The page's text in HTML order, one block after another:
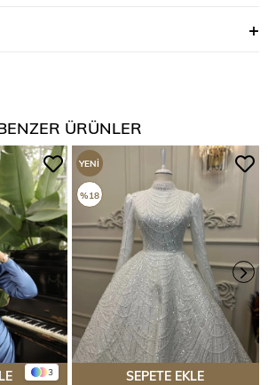
ÜRÜNLER
3 SEPETE EKLE
YENI
ÜRÜN
%18